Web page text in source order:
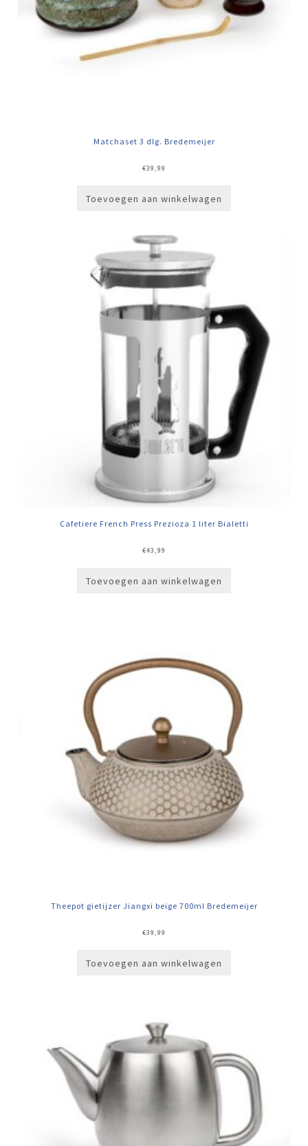
Matchaset 3 dlg. Bredemeijer
€39,99
Toevoegen aan winkelwagen
Cafetiere French Press Prezioza 1 liter Bialetti
€43,99
Toevoegen aan winkelwagen
Theepot gietijzer Jiangxi beige 700ml Bredemeijer
€39,99
Toevoegen aan winkelwagen